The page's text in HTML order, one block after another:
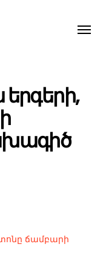
Toggle
ճամբարի